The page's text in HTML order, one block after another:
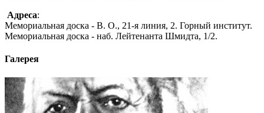
Адреса:
Мемориальная доска - В. О., 21-я линия, 2. Горный институт.
Мемориальная доска - наб. Лейтенанта Шмидта, 1/2.
Галерея